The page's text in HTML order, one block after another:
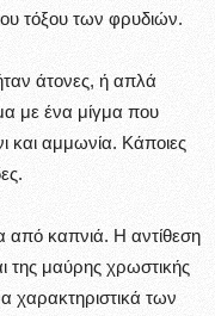
τόξου των φρυδιών.
άτονες, ή απλά
με ένα μίγμα που
και αμμωνία. Κάποιες
από καπνιά. Η αντίθεση
της μαύρης χρωστικής
χαρακτηριστικά των